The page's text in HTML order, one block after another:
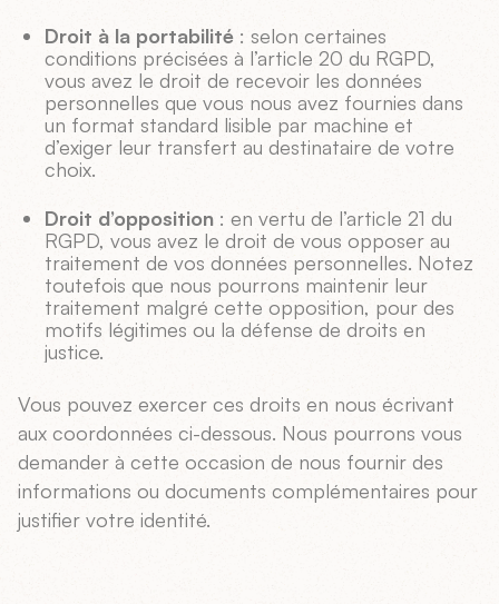
Droit à la portabilité : selon certaines
conditions précisées à l’article 20 du RGPD,
vous avez le droit de recevoir les données
personnelles que vous nous avez fournies dans
un format standard lisible par machine et
d’exiger leur transfert au destinataire de votre
choix.
Droit d’opposition : en vertu de l’article 21 du
RGPD, vous avez le droit de vous opposer au
traitement de vos données personnelles. Notez
toutefois que nous pourrons maintenir leur
traitement malgré cette opposition, pour des
motifs légitimes ou la défense de droits en
justice.
Vous pouvez exercer ces droits en nous écrivant
aux coordonnées ci-dessous. Nous pourrons vous
demander à cette occasion de nous fournir des
informations ou documents complémentaires pour
justifier votre identité.